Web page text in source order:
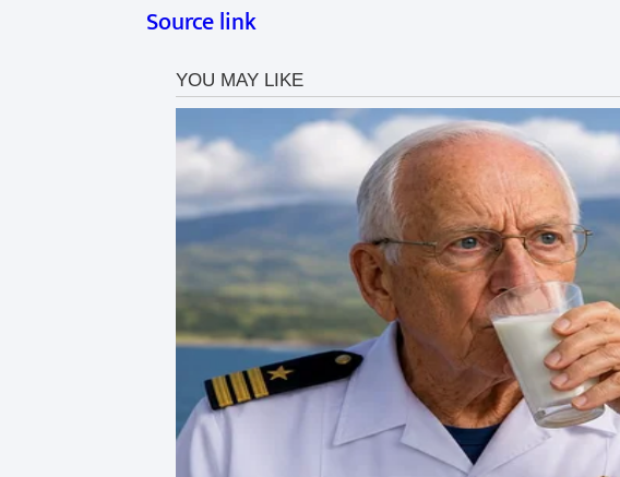
Source link